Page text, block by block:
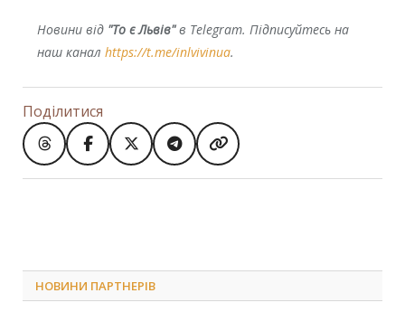
Новини від "То є Львів"в Telegram. Підписуйтесь на
наш канал https://t.me/inlvivinua.
Поділитися
НОВИНИ ПАРТНЕРІВ